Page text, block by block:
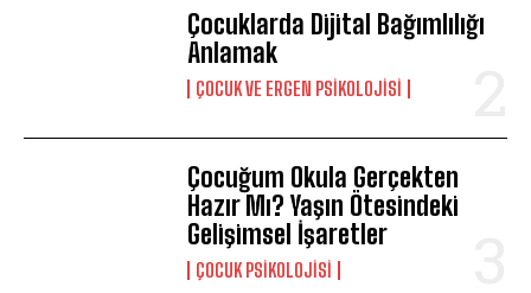
Çocuklarda Dijital Bağımlılığı
Anlamak
ÇOCUK VE ERGEN PSIKOLOJISI
Çocuğum Okula Gerçekten
Hazır Mı? Yaşın Ötesindeki
Gelişimsel İşaretler
ÇOCUK PSIKOLOJISI